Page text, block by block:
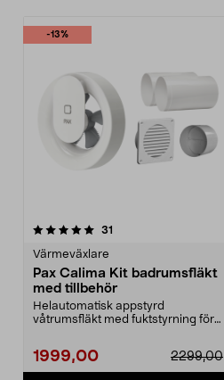
-13%
31
Värmeväxlare
Pax Calima Kit badrumsfläkt
med tillbehör
Helautomatisk appstyrd
våtrumsfläkt med fuktstyrning för
1999,00 2299,00
4.5 av 5 stjärnor